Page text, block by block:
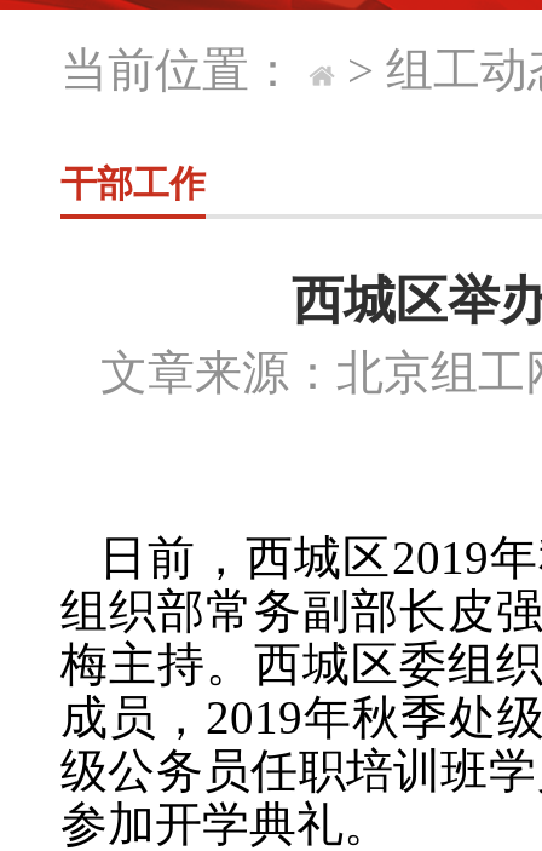
当前位置： > 组工动
干部工作
西城区举
文章来源：北京
日前，西城区2019
组织部常务副部长皮
梅主持。西城区委组
成员，2019年秋季处
级公务员任职培训班
参加开学典礼。